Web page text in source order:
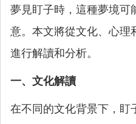
夢見盯子時，這種夢境可
意。本文將從文化、心理
進行解讀和分析。
一、文化解讀
在不同的文化背景下，盯